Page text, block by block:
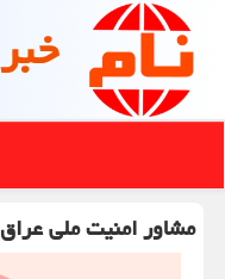
مشاور امنیت ملی